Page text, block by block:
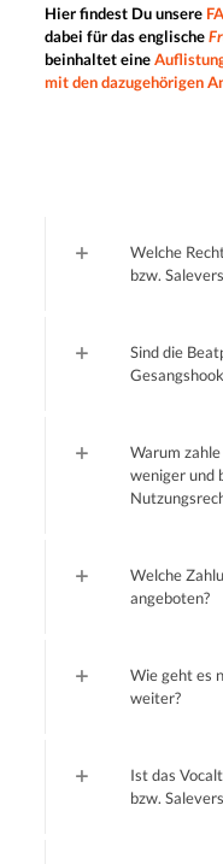
Hier findest Du unsere
dabei für das englische
beinhaltet eine
mit den dazugehörigen
Welche
bzw.
Sind die
Warum
weniger und
Welche
angeboten?
Wie geht es
weiter?
Ist das
bzw.